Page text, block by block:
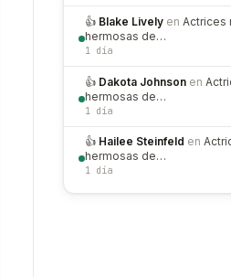
👍 Blake Lively en Actrices
hermosas de…
1 día
👍 Dakota Johnson en
hermosas de…
1 día
👍 Hailee Steinfeld en
hermosas de…
1 día